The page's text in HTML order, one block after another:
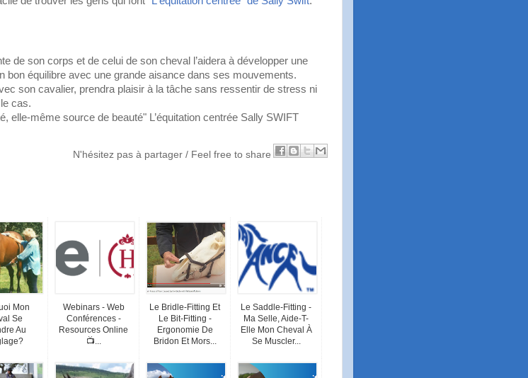
de son corps et de celui de son cheval l’aidera à développer une
bon équilibre avec une grande aisance dans ses mouvements.
son cavalier, prendra plaisir à la tâche sans ressentir de stress ni
cas.
elle-même source de beauté" L’équitation centrée Sally SWIFT
N'hésitez pas à partager / Feel free to share
Mon
Se
Au
Webinars - Web
Conférences -
Resources Online
📺...
Le Bridle-Fitting Et
Le Bit-Fitting -
Ergonomie De
Bridon Et Mors...
Le Saddle-Fitting -
Ma Selle, Aide-T-
Elle Mon Cheval À
Se Muscler...